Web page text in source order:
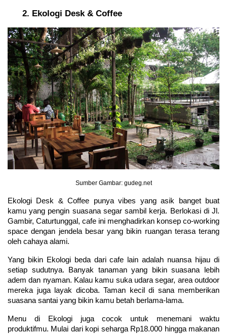
Ekologi Desk & Coffee
Sumber Gambar: gudeg.net
Ekologi Desk & Coffee punya vibes yang asik banget buat
kamu yang pengin suasana segar sambil kerja. Berlokasi di Jl.
Gambir, Caturtunggal, cafe ini menghadirkan konsep co-working
space dengan jendela besar yang bikin ruangan terasa terang
oleh cahaya alami.
Yang bikin Ekologi beda dari cafe lain adalah nuansa hijau di
setiap sudutnya. Banyak tanaman yang bikin suasana lebih
adem dan nyaman. Kalau kamu suka udara segar, area outdoor
mereka juga layak dicoba. Taman kecil di sana memberikan
suasana santai yang bikin kamu betah berlama-lama.
Menu di Ekologi juga cocok untuk menemani waktu
produktifmu. Mulai dari kopi seharga Rp18.000 hingga makanan